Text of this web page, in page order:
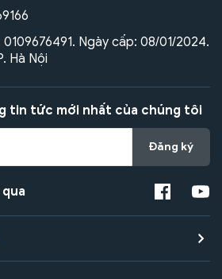
Ngày cấp: 08/01/2024.
Hà Nội
tin tức mới nhất của chúng tôi
Đăng ký